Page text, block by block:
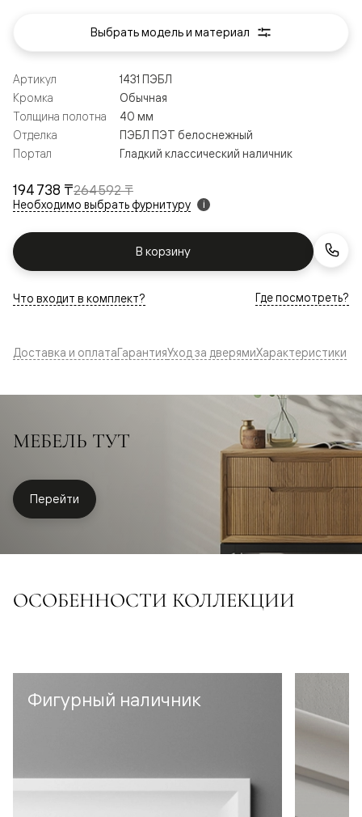
194 738 ₸264 592 ₸
Необходимо выбрать фурнитуру i
В корзину
Артикул
1431 ПЭБЛ
Кромка
Обычная
Толщина полотна
40 мм
Отделка
ПЭБЛ ПЭТ белоснежный
Портал
Гладкий классический наличник
Что входит в комплект? Где посмотреть?
Выбрать модель и материал
Доставка и оплатаГарантияУход за дверямиХарактеристики
МЕБЕЛЬ ТУТ
Перейти
ОСОБЕННОСТИ КОЛЛЕКЦИИ
Фигурный наличник